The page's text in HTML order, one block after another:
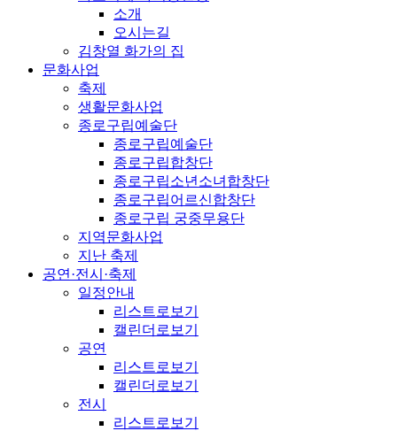
소개
오시는길
김창열 화가의 집
문화사업
축제
생활문화사업
종로구립예술단
종로구립예술단
종로구립합창단
종로구립소년소녀합창단
종로구립어르신합창단
종로구립 궁중무용단
지역문화사업
지난 축제
공연·전시·축제
일정안내
리스트로보기
캘린더로보기
공연
리스트로보기
캘린더로보기
전시
리스트로보기